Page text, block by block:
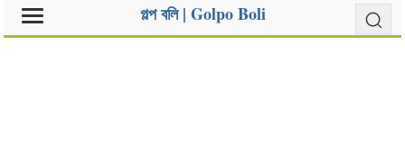
গল্প বলি | Golpo Boli